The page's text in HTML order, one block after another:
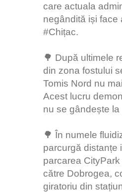
care actuala
negândită iși face
#Chițac.
🌳 După ultimele
din zona fostului
Tomis Nord nu
Acest lucru
nu se gândește
🌳 În numele
parcurgă distanțe
parcarea
către Dobrogea,
giratoriu din